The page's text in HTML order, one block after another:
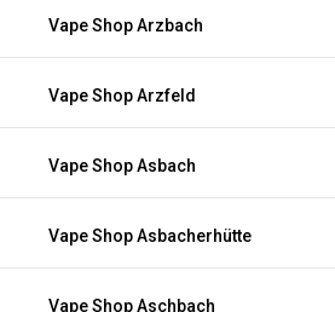
Vape Shop Arzbach
Vape Shop Arzfeld
Vape Shop Asbach
Vape Shop Asbacherhütte
Vape Shop Aschbach